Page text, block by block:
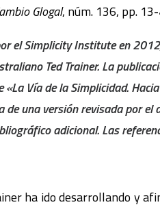
Glogal, núm. 136, pp.
el Simplicity Institute en
Ted Trainer. La
Vía de la Simplicidad.
una versión revisada por el
adicional. Las
ha ido desarrollando y